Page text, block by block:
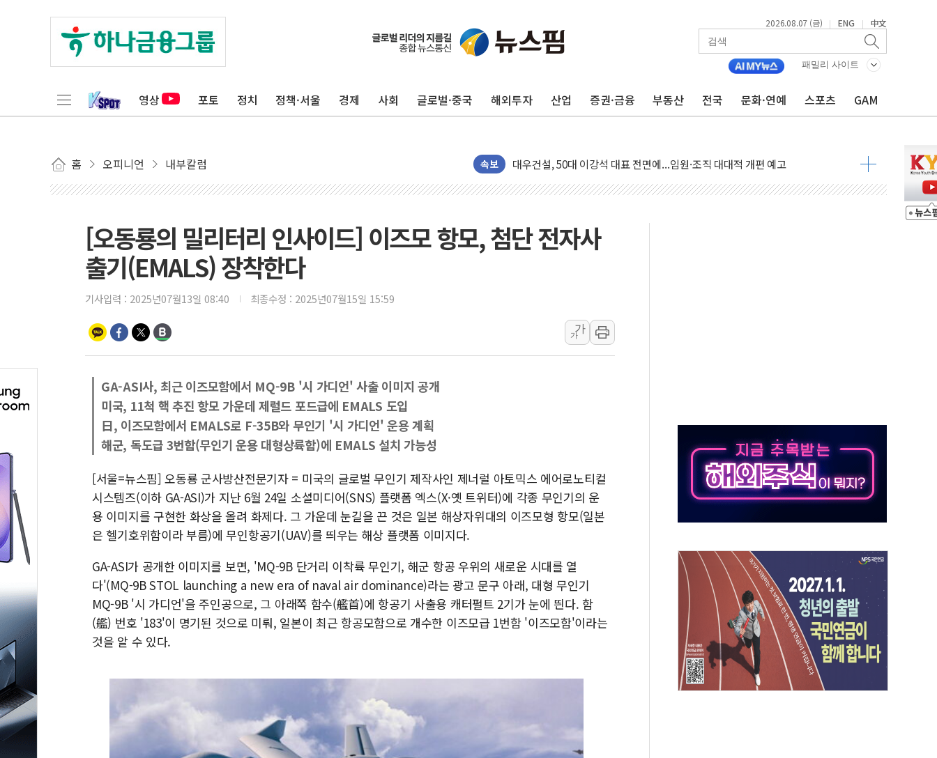
2026.08.07 (금) | ENG | 中文
패밀리 사이트
영상 포토 정치 정책·서울 경제 사회 글로벌·중국 해외투자 산업 증권·금융 부동산 전국 문화·연예 스포츠 GAM
홈 오피니언 내부칼럼 속보
"PAFC만으론 어렵다"…두산퓨얼셀, SOFC에 사활
임대사업자, 등록임대 세제혜택 축소에 반발…"정책 신뢰 뒤집어"
비츠로넥스텍, 한화에어로스페이스와 '누리호 5기분 엔진 구성품' 수주
1410원대 내려간 환율, "당분간 1400원 초반대 등락"
친트럼프 오글스 미 하원의원, 테네시주 경선서 낙선
"주식이야 코인이야"…연속 사이드카·널뛰기에 개미들 '패닉'
이성윤 '호남 민심은 주석야청' 파장…친명계 "처절한 역사를 말장난으로" 비판
나경원 의원 "장기보유 1주택자 과도한 세금 부당"…소득세법 개정안 발의 예고
우리자산운용, MMF 순자산 30조 돌파…증시 급락에 업계 1위
李대통령, 장성 진급 신고식 "내란으로 훼손된 軍 신뢰 회복해야"
TBH글로벌, 상반기 매출 1006억원…전년비 13.9% 증가
[오동룡의 밀리터리 인사이드] 이즈모 항모, 첨단 전자사
출기(EMALS) 장착한다
기사입력 : 2025년07월13일 08:40 최종수정 : 2025년07월15일 15:59
가
가
GA-ASI사, 최근 이즈모함에서 MQ-9B '시 가디언' 사출 이미지 공개
미국, 11척 핵 추진 항모 가운데 제럴드 포드급에 EMALS 도입
日, 이즈모함에서 EMALS로 F-35B와 무인기 '시 가디언' 운용 계획
해군, 독도급 3번함(무인기 운용 대형상륙함)에 EMALS 설치 가능성
[서울=뉴스핌] 오동룡 군사방산전문기자 = 미국의 글로벌 무인기 제작사인 제너럴 아토믹스 에어로노티컬
시스템즈(이하 GA-ASI)가 지난 6월 24일 소셜미디어(SNS) 플랫폼 엑스(X·옛 트위터)에 각종 무인기의 운
용 이미지를 구현한 화상을 올려 화제다. 그 가운데 눈길을 끈 것은 일본 해상자위대의 이즈모형 항모(일본
은 헬기호위함이라 부름)에 무인항공기(UAV)를 띄우는 해상 플랫폼 이미지다.
GA-ASI가 공개한 이미지를 보면, 'MQ-9B 단거리 이착륙 무인기, 해군 항공 우위의 새로운 시대를 열
다'(MQ-9B STOL launching a new era of naval air dominance)라는 광고 문구 아래, 대형 무인기
MQ-9B '시 가디언'을 주인공으로, 그 아래쪽 함수(艦首)에 항공기 사출용 캐터펄트 2기가 눈에 띈다. 함
(艦) 번호 '183'이 명기된 것으로 미뤄, 일본이 최근 항공모함으로 개수한 이즈모급 1번함 '이즈모함'이라는
것을 알 수 있다.